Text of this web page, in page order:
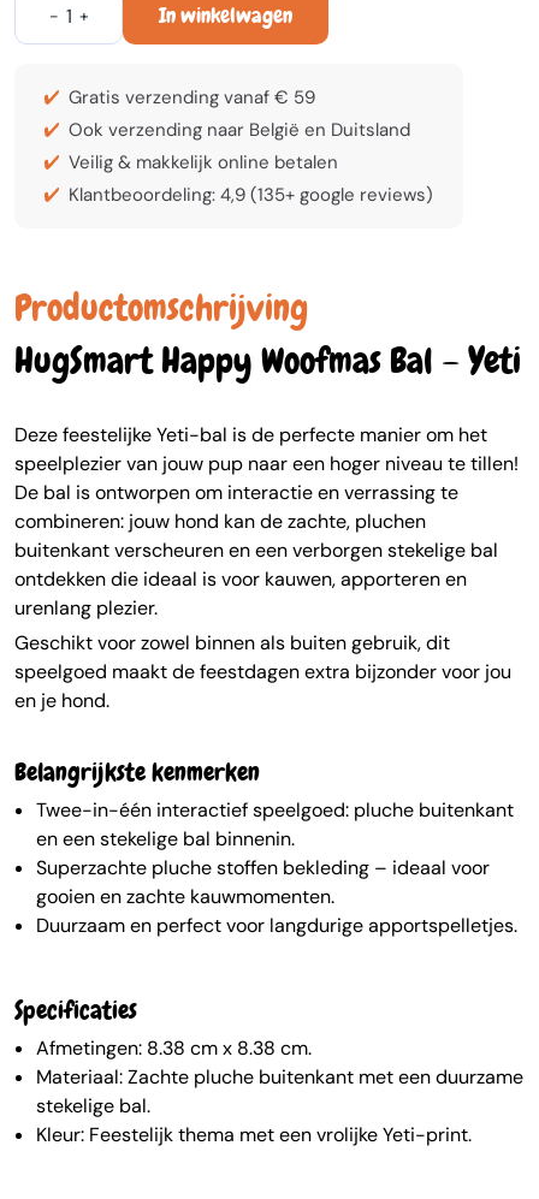
- + In winkelwagen
Gratis verzending vanaf € 59
Ook verzending naar België en Duitsland
Veilig & makkelijk online betalen
Klantbeoordeling: 4,9 (135+ google reviews)
Productomschrijving
HugSmart Happy Woofmas Bal – Yeti
Deze feestelijke Yeti-bal is de perfecte manier om het
speelplezier van jouw pup naar een hoger niveau te tillen!
De bal is ontworpen om interactie en verrassing te
combineren: jouw hond kan de zachte, pluchen
buitenkant verscheuren en een verborgen stekelige bal
ontdekken die ideaal is voor kauwen, apporteren en
urenlang plezier.
Geschikt voor zowel binnen als buiten gebruik, dit
speelgoed maakt de feestdagen extra bijzonder voor jou
en je hond.
Belangrijkste kenmerken
Twee-in-één interactief speelgoed: pluche buitenkant
en een stekelige bal binnenin.
Superzachte pluche stoffen bekleding – ideaal voor
gooien en zachte kauwmomenten.
Duurzaam en perfect voor langdurige apportspelletjes.
Specificaties
Afmetingen: 8.38 cm x 8.38 cm.
Materiaal: Zachte pluche buitenkant met een duurzame
stekelige bal.
Kleur: Feestelijk thema met een vrolijke Yeti-print.